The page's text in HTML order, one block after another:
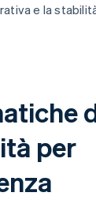
e la
per